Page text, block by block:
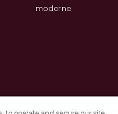
moderne